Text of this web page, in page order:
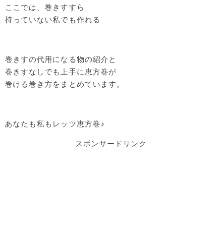
ここでは、巻きすすら
持っていない私でも作れる
巻きすの代用になる物の紹介と
巻きすなしでも上手に恵方巻が
巻ける巻き方をまとめています。
あなたも私もレッツ恵方巻♪
スポンサードリンク